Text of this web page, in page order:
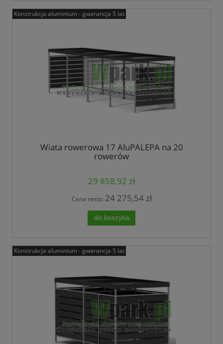
Wiata rowerowa 17 AluPALEPA na 20
rowerów
29 858,92 zł
Cena netto: 24 275,54 zł
do koszyka
Konstrukcja aluminium - gwarancja 5 lat
Konstrukcja aluminium - gwarancja 5 lat